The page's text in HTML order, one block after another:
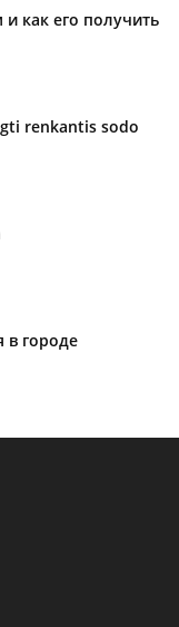
как его получить
renkantis sodo
в городе